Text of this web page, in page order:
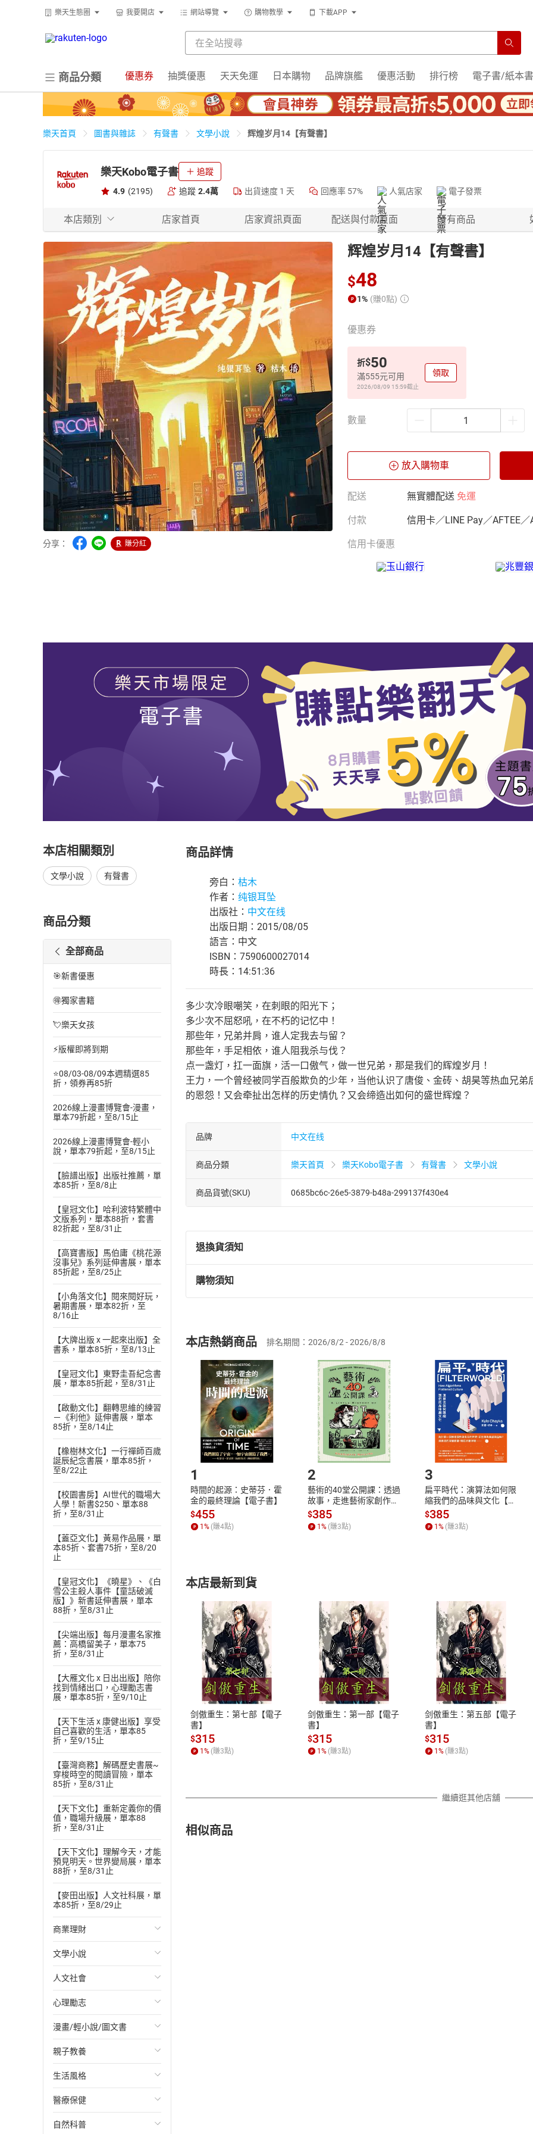
樂天生態圈 我要開店 網站導覽 購物教學 下載APP
商品分類 優惠券 抽獎優惠 天天免運 日本購物 品牌旗艦 優惠活動 排行榜 電子書/紙本書
樂天首頁 圖書與雜誌 有聲書 文學小說 辉煌岁月14【有聲書】
樂天Kobo電子書 追蹤
4.9 (2195) 追蹤 2.4萬 出貨速度 1 天 回應率 57% 人氣店家 電子發票
本店類別 店家首頁 店家資訊頁面 配送與付款頁面 所有商品
分享： 賺分紅
辉煌岁月14【有聲書】
$48
1% (賺0點)
優惠券
折$50
滿555元可用
2026/08/09 15:59截止
領取
數量
放入購物車
配送 無實體配送 免運
付款 信用卡／LINE Pay／AFTEE／
信用卡優惠
本店相關類別
文學小說 有聲書
商品分類
全部商品
🎯新書優惠
🉐獨家書籍
💘樂天女孩
⚡版權即將到期
⭐08/03-08/09本週精選85
折，領券再85折
2026線上漫畫博覽會-漫畫，
單本79折起，至8/15止
2026線上漫畫博覽會-輕小
說，單本79折起，至8/15止
【臉譜出版】出版社推薦，單
本85折，至8/8止
【皇冠文化】哈利波特繁體中
文版系列，單本88折，套書
82折起，至8/31止
【高寶書版】馬伯庸《桃花源
沒事兒》系列延伸書展，單本
85折起，至8/25止
【小角落文化】閱來閱好玩，
暑期書展，單本82折，至
8/16止
【大牌出版 x 一起來出版】全
書系，單本85折，至8/13止
【皇冠文化】東野圭吾紀念書
展，單本85折起，至8/31止
【啟動文化】翻轉思維的練習
－《利他》延伸書展，單本
85折，至8/14止
【橡樹林文化】一行禪師百歲
誕辰紀念書展，單本85折，
至8/22止
【校園書房】AI世代的職場大
人學！新書$250、單本88
折，至8/31止
【蓋亞文化】黃易作品展，單
本85折、套書75折，至8/20
止
【皇冠文化】《曉星》、《白
雪公主殺人事件【童話破滅
版】》新書延伸書展，單本
88折，至8/31止
【尖端出版】每月漫畫名家推
薦：高橋留美子，單本75
折，至8/31止
【大雁文化 x 日出出版】陪你
找到情緒出口，心理勵志書
展，單本85折，至9/10止
【天下生活 x 康健出版】享受
自己喜歡的生活，單本85
折，至9/15止
【臺灣商務】解碼歷史書展~
穿梭時空的閱讀冒險，單本
85折，至8/31止
【天下文化】重新定義你的價
值，職場升級展，單本88
折，至8/31止
【天下文化】理解今天，才能
預見明天。世界變局展，單本
88折，至8/31止
【麥田出版】人文社科展，單
本85折，至8/29止
商業理財
投資理財
經濟/趨勢
財務/金融
管理/領導
職場工作術
成功法
行銷/廣告
傳記
文學小說
歐美文學
日本文學
韓國文學
華文文學
經典文學
成長/家庭生活小說
懸疑/推理小說
人文社會
國際關係
政治
社會科學
台灣/中國歷史
日/韓歷史
其他歷史/史學
心理勵志
心靈成長/情緒
人際關係
兩性關係
心理學
漫畫/輕小說/圖文書
輕小說
奇幻/科幻
愛情故事
職場/社會寫實
親子教養
教育現場
兒童文學/故事
兒童科普/學習
生活風格
飲食/食譜
健身/美顏
醫療保健
健康/養生
自然科普
商品詳情
旁白： 枯木
作者： 纯银耳坠
出版社： 中文在线
出版日期：2015/08/05
語言：中文
ISBN：7590600027014
時長：14:51:36
多少次冷眼嘲笑，在刺眼的阳光下；
多少次不屈怒吼，在不朽的记忆中！
那些年，兄弟并肩，谁人定我去与留？
那些年，手足相依，谁人阻我杀与伐？
点一盏灯，扛一面旗，活一口傲气，做一世兄弟，那是我们的辉煌岁月！
王力，一个曾经被同学百般欺负的少年，当他认识了唐俊、金砖、胡昊等热血兄
的恩怨！又会牵扯出怎样的历史情仇？又会缔造出如何的盛世辉煌？
品牌 中文在线
商品分類 樂天首頁 樂天Kobo電子書 有聲書 文學小說
商品貨號(SKU) 0685bc6c-26e5-3879-b48a-299137f430e4
退換貨須知
退換貨規定：
(一)依消費者保護法第19條第1項後段暨通訊交易解除權合理例外情事適用
(二)消費者訂購本店鋪之商品即代表知悉本店鋪所銷售之商品為電子書，
且已下載/存取電子書，不得請求退貨退款。
退貨方式：您欲取消訂單或辦理退貨時，請登入樂天市場，並於「我的訂單
貨」，本店鋪將依您的申請進行審核，待審核通過後將為您辦理退款事宜。
請注意，樂天市場須以整筆訂單為單位進行取消/退貨，恕無法以單支商品取
購物須知
挑選商品
Choose
放入購物車
Shopping cart
登入帳號
Login
購書後，如何開始使用？
Step1.選擇閱讀載具 Step2.登入
付款方式
ATM轉帳、信用卡、LINE PAY、AFTEE
退換貨規範
本店是否提供消費者保護法七日猶
之權利，遽消費者保護法及通訊交
除權合理例外情事適用準則，依商
質各有不同規定。詳細退換貨說明
照各商品說明。
本店熱銷商品 排名期間：2026/8/2 - 2026/8/8
1
時間的起源：史蒂芬．霍
金的最終理論【電子書】
$455
1 % (賺4點)
2
藝術的40堂公開課：透過
故事，走進藝術家創作現
場，看藝術如何誕生、如
何形塑人類生活【電子
書】
$385
1 % (賺3點)
3
扁平時代：演算法如何限
縮我們的品味與文化【電
子書】
$385
1 % (賺3點)
本店最新到貨
剑傲重生：第七部【電子
書】
$315
1 % (賺3點)
剑傲重生：第一部【電子
書】
$315
1 % (賺3點)
剑傲重生：第五部【電子
書】
$315
1 % (賺3點)
繼續逛其他店舖
相似商品